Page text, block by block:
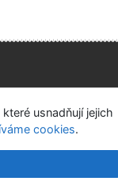
cookies
usnadňují jejich
cookies.